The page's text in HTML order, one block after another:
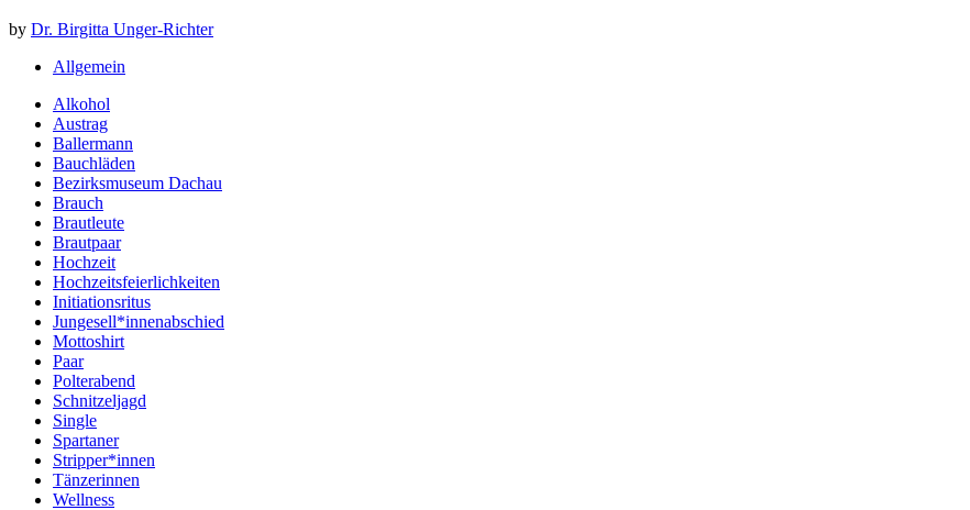
by Dr. Birgitta Unger-Richter
Allgemein
Alkohol
Austrag
Ballermann
Bauchläden
Bezirksmuseum Dachau
Brauch
Brautleute
Brautpaar
Hochzeit
Hochzeitsfeierlichkeiten
Initiationsritus
Jungesell*innenabschied
Mottoshirt
Paar
Polterabend
Schnitzeljagd
Single
Spartaner
Stripper*innen
Tänzerinnen
Wellness